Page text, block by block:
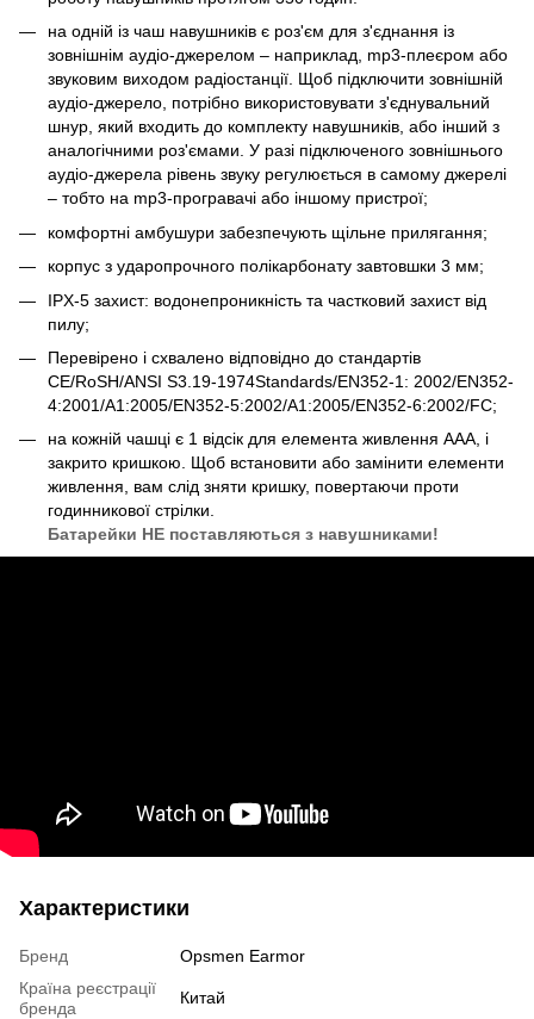
на одній із чаш навушників є роз'єм для з'єднання із
зовнішнім аудіо-джерелом – наприклад, mp3-плеєром або
звуковим виходом радіостанції. Щоб підключити зовнішній
аудіо-джерело, потрібно використовувати з'єднувальний
шнур, який входить до комплекту навушників, або інший з
аналогічними роз'ємами. У разі підключеного зовнішнього
аудіо-джерела рівень звуку регулюється в самому джерелі
– тобто на mp3-програвачі або іншому пристрої;
комфортні амбушури забезпечують щільне прилягання;
корпус з ударопрочного полікарбонату завтовшки 3 мм;
IPX-5 захист: водонепроникність та частковий захист від
пилу;
Перевірено і схвалено відповідно до стандартів
CE/RoSH/ANSI S3.19-1974Standards/EN352-1: 2002/EN352-
4:2001/A1:2005/EN352-5:2002/A1:2005/EN352-6:2002/FC;
на кожній чашці є 1 відсік для елемента живлення AAA, і
закрито кришкою. Щоб встановити або замінити елементи
живлення, вам слід зняти кришку, повертаючи проти
годинникової стрілки.
Батарейки НЕ поставляються з навушниками!
Характеристики
Бренд
Opsmen Earmor
Країна реєстрації
бренда
Китай